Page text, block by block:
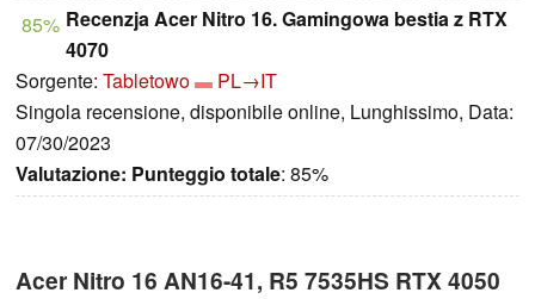
85% Recenzja Acer Nitro 16. Gamingowa bestia z RTX
4070
Sorgente: Tabletowo
PL→IT
Singola recensione, disponibile online, Lunghissimo, Data:
07/30/2023
Valutazione: Punteggio totale: 85%
Acer Nitro 16 AN16-41, R5 7535HS RTX 4050